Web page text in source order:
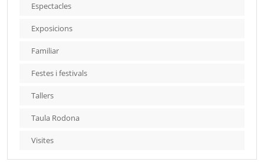
Espectacles
Exposicions
Familiar
Festes i festivals
Tallers
Taula Rodona
Visites